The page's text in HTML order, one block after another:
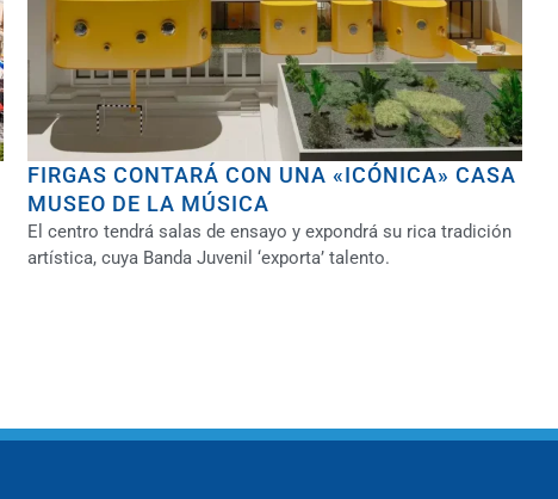
FIRGAS CONTARÁ CON UNA «ICÓNICA» CASA
MUSEO DE LA MÚSICA
El centro tendrá salas de ensayo y expondrá su rica tradición
artística, cuya Banda Juvenil ‘exporta’ talento.